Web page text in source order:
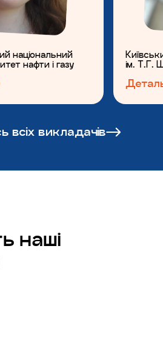
національний
нафти і газу
ім. Т.Г.
всіх викладачів
наші